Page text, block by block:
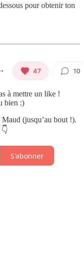
pour obtenir ton
à mettre un like !
bien :)
(jusqu’au bout !).
S'abonner